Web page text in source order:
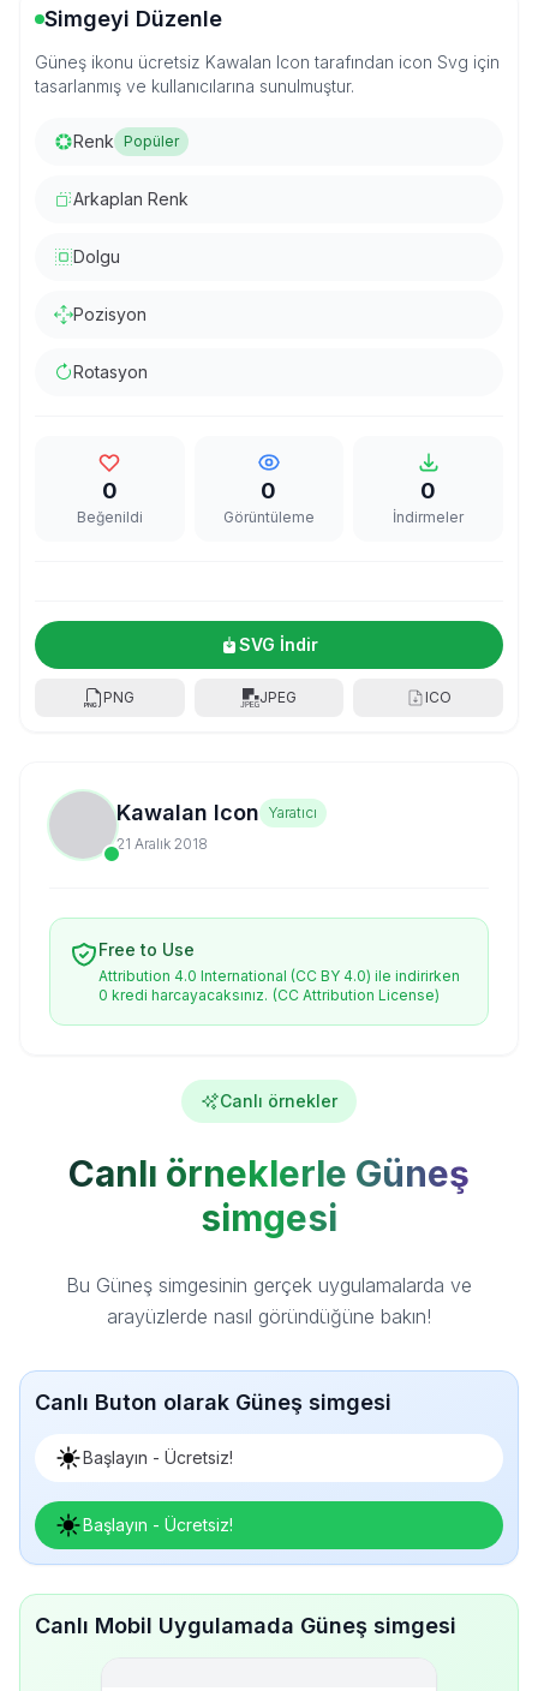
Simgeyi Düzenle
Güneş ikonu ücretsiz Kawalan Icon tarafından icon Svg için
tasarlanmış ve kullanıcılarına sunulmuştur.
Renk Popüler
Arkaplan Renk
Dolgu
Pozisyon
Rotasyon
0
Beğenildi
0
Görüntüleme
0
İndirmeler
SVG İndir
PNG JPEG ICO
Kawalan Icon Yaratıcı
21 Aralık 2018
Free to Use
Attribution 4.0 International (CC BY 4.0) ile indirirken
0 kredi harcayacaksınız. (CC Attribution License)
Canlı örnekler
Canlı örneklerle Güneş
simgesi
Bu Güneş simgesinin gerçek uygulamalarda ve
arayüzlerde nasıl göründüğüne bakın!
Canlı Buton olarak Güneş simgesi
Başlayın - Ücretsiz!
Başlayın - Ücretsiz!
Canlı Mobil Uygulamada Güneş simgesi